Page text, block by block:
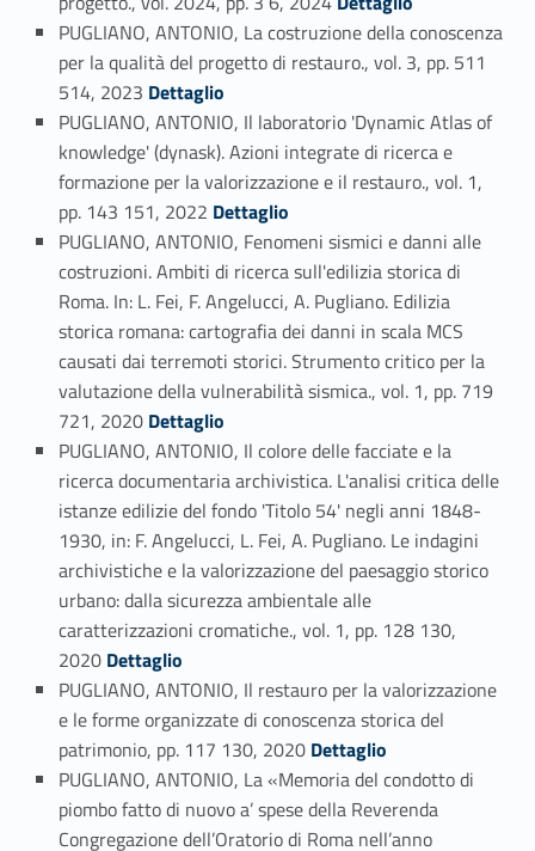
PUGLIANO, ANTONIO, La costruzione della conoscenza
per la qualità del progetto di restauro., vol. 3, pp. 511
514, 2023 Link identifier #identifier_person_26104-48
Dettaglio
PUGLIANO, ANTONIO, Il laboratorio 'Dynamic Atlas of
knowledge' (dynask). Azioni integrate di ricerca e
formazione per la valorizzazione e il restauro., vol. 1,
pp. 143 151, 2022 Link identifier #identifier_person_90298-49
Dettaglio
PUGLIANO, ANTONIO, Fenomeni sismici e danni alle
costruzioni. Ambiti di ricerca sull'edilizia storica di
Roma. In: L. Fei, F. Angelucci, A. Pugliano. Edilizia
storica romana: cartografia dei danni in scala MCS
causati dai terremoti storici. Strumento critico per la
valutazione della vulnerabilità sismica., vol. 1, pp. 719
721, 2020 Link identifier #identifier_person_85679-50
Dettaglio
PUGLIANO, ANTONIO, Il colore delle facciate e la
ricerca documentaria archivistica. L'analisi critica delle
istanze edilizie del fondo 'Titolo 54' negli anni 1848-
1930, in: F. Angelucci, L. Fei, A. Pugliano. Le indagini
archivistiche e la valorizzazione del paesaggio storico
urbano: dalla sicurezza ambientale alle
caratterizzazioni cromatiche., vol. 1, pp. 128 130,
2020 Link identifier #identifier_person_154924-51
Dettaglio
PUGLIANO, ANTONIO, Il restauro per la valorizzazione
e le forme organizzate di conoscenza storica del
patrimonio, pp. 117 130, 2020 Link identifier #identifier_person_146430-52
Dettaglio
PUGLIANO, ANTONIO, La «Memoria del condotto di
piombo fatto di nuovo a’ spese della Reverenda
Congregazione dell’Oratorio di Roma nell’anno